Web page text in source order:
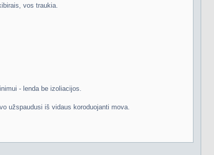
vos traukia.
- lenda be izoliacijos.
užspaudusi iš vidaus koroduojanti mova.